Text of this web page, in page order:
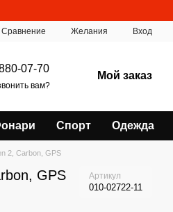
Сравнение Желания Вход
07-70
вам?
Мой заказ
Спорт Одежда
2, Carbon, GPS
GPS Артикул
010-02722-11